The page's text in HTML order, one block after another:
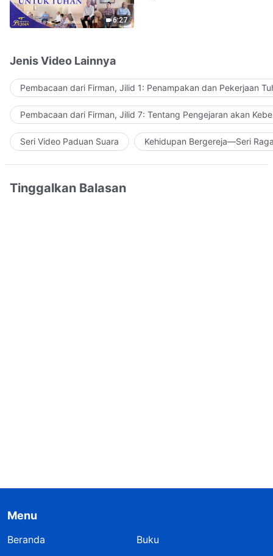
6:27
Jenis Video Lainnya
Pembacaan dari Firman, Jilid 1: Penampakan dan Pekerjaan
Pembacaan dari Firman, Jilid 7: Tentang Pengejaran akan
Seri Video Paduan Suara Kehidupan Bergereja—Seri
Tinggalkan Balasan
Menu
Beranda
Buku